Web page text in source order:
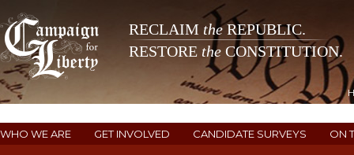
RECLAIM theREPUBLIC.
RESTORE the CONSTITUTION.
WHO WE ARE GET INVOLVED CANDIDATE SURVEYS ON